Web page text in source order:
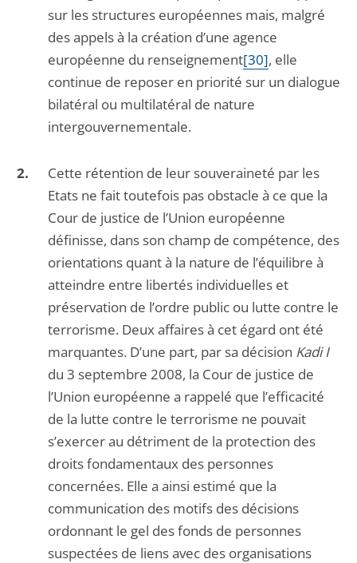
sur les structures européennes mais, malgré
des appels à la création d’une agence
européenne du renseignement[30], elle
continue de reposer en priorité sur un dialogue
bilatéral ou multilatéral de nature
intergouvernementale.
Cette rétention de leur souveraineté par les
Etats ne fait toutefois pas obstacle à ce que la
Cour de justice de l’Union européenne
définisse, dans son champ de compétence, des
orientations quant à la nature de l’équilibre à
atteindre entre libertés individuelles et
préservation de l’ordre public ou lutte contre le
terrorisme. Deux affaires à cet égard ont été
marquantes. D’une part, par sa décision Kadi I
du 3 septembre 2008, la Cour de justice de
l’Union européenne a rappelé que l’efficacité
de la lutte contre le terrorisme ne pouvait
s’exercer au détriment de la protection des
droits fondamentaux des personnes
concernées. Elle a ainsi estimé que la
communication des motifs des décisions
ordonnant le gel des fonds de personnes
suspectées de liens avec des organisations